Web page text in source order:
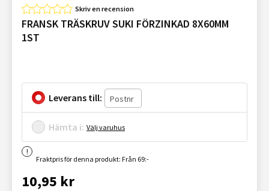
Skriv en recension
FRANSK TRÄSKRUV SUKI FÖRZINKAD 8X60MM
1ST
Leverans till:
Hämta i: Välj varuhus
Fraktpris för denna produkt: Från 69:-
10,95 kr